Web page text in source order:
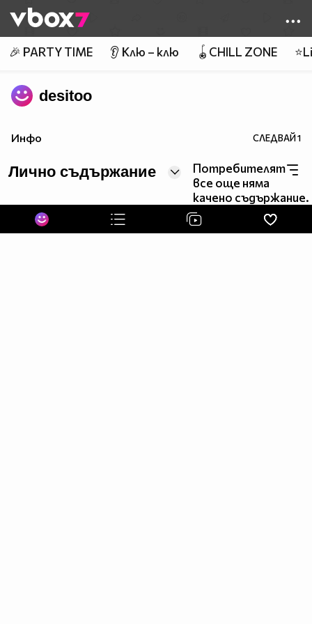
👾
🎉 PARTY TIME 👂 Клю – клю 🪀CHILL ZONE
desitoo
Инфо СЛЕДВАЙ1
Лично съдържание
Потребителят
все още няма
качено съдържание.